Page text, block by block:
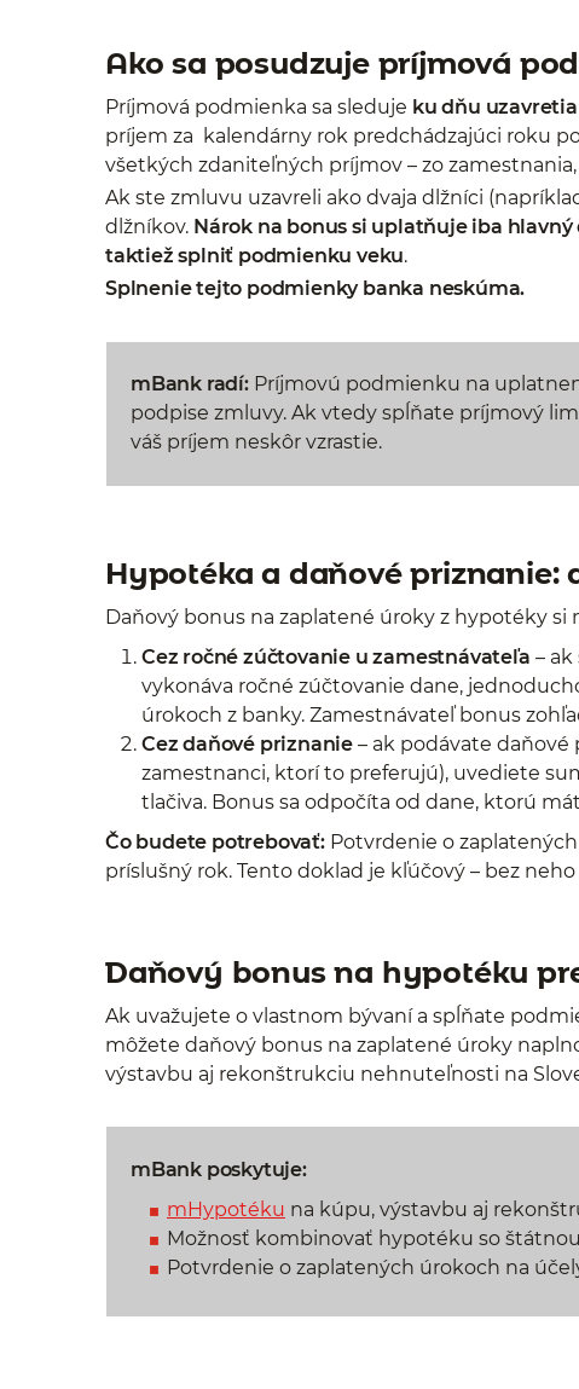
Ako sa posudzuje príjmová
Príjmová podmienka sa sleduje ku dňu
príjem za kalendárny rok predchádzajúci roku
všetkých zdaniteľných príjmov – zo
Ak ste zmluvu uzavreli ako dvaja dlžníci
dlžníkov. Nárok na bonus si uplatňuje iba
taktiež splniť podmienku veku.
Splnenie tejto podmienky banka neskúma.
mBank radí: Príjmovú podmienku na
podpise zmluvy. Ak vtedy spĺňate príjmový
váš príjem neskôr vzrastie.
Hypotéka a daňové priznanie:
Daňový bonus na zaplatené úroky z hypotéky
Cez ročné zúčtovanie u zamestnávateľa –
vykonáva ročné zúčtovanie dane,
úrokoch z banky. Zamestnávateľ bonus
Cez daňové priznanie – ak podávate daňové
zamestnanci, ktorí to preferujú), uvediete
tlačiva. Bonus sa odpočíta od dane, ktorú
Čo budete potrebovať: Potvrdenie o
príslušný rok. Tento doklad je kľúčový – bez
Daňový bonus na hypotéku
Ak uvažujete o vlastnom bývaní a spĺňate
môžete daňový bonus na zaplatené úroky
výstavbu aj rekonštrukciu nehnuteľnosti na
mBank poskytuje:
mHypotéku na kúpu, výstavbu aj
Možnosť kombinovať hypotéku so
Potvrdenie o zaplatených úrokoch na